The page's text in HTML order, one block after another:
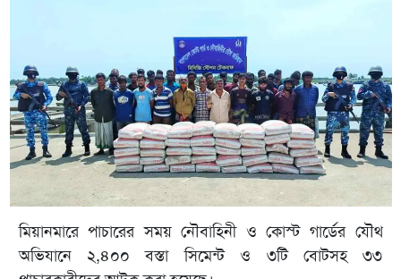
মিয়ানমারে পাচারের সময় নৌবাহিনী ও কোস্ট গার্ডের যৌথ
অভিযানে ২,৪০০ বস্তা সিমেন্ট ও ৩টি বোটসহ ৩৩